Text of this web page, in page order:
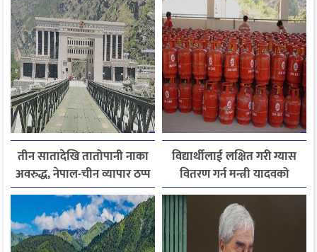
तीन सातादेखि तातोपानी नाका
अवरुद्ध, नेपाल-चीन व्यापार ठप्प
विद्यार्थीलाई लक्षित गरी ग्यास
वितरण गर्न मन्त्री यादवको
निर्देशन